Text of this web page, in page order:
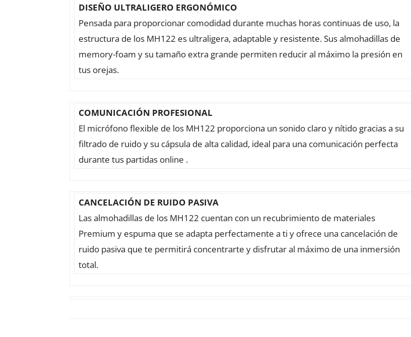
DISEÑO ULTRALIGERO ERGONÓMICO
Pensada para proporcionar comodidad durante muchas horas continuas de uso, la
estructura de los MH122 es ultraligera, adaptable y resistente. Sus almohadillas de
memory-foam y su tamaño extra grande permiten reducir al máximo la presión en
tus orejas.
COMUNICACIÓN PROFESIONAL
El micrófono flexible de los MH122 proporciona un sonido claro y nítido gracias a su
filtrado de ruido y su cápsula de alta calidad, ideal para una comunicación perfecta
durante tus partidas online .
CANCELACIÓN DE RUIDO PASIVA
Las almohadillas de los MH122 cuentan con un recubrimiento de materiales
Premium y espuma que se adapta perfectamente a ti y ofrece una cancelación de
ruido pasiva que te permitirá concentrarte y disfrutar al máximo de una inmersión
total.